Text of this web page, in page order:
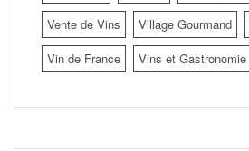
Vente de Vins
Village Gourmand
Vin de France
Vins et Gastronomie